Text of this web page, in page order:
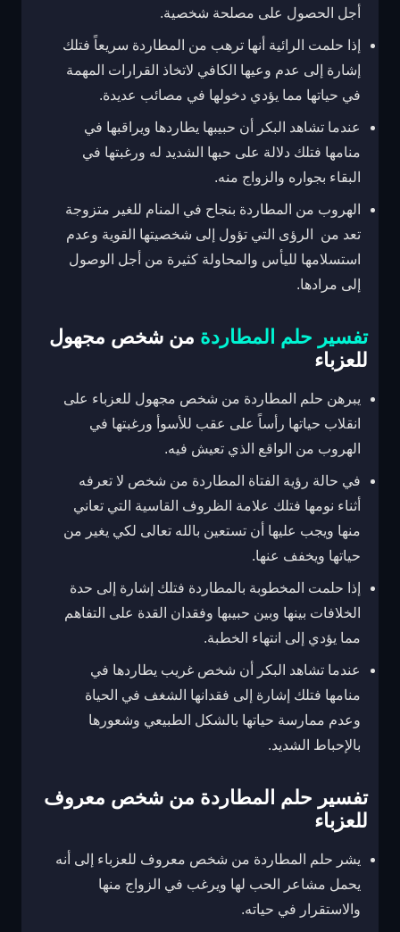
أجل الحصول على مصلحة شخصية.
إذا حلمت الرائية أنها ترهب من المطاردة سريعاً فتلك
إشارة إلى عدم وعيها الكافي لاتخاذ القرارات المهمة
في حياتها مما يؤدي دخولها في مصائب عديدة.
عندما تشاهد البكر أن حبيبها يطاردها ويراقبها في
منامها فتلك دلالة على حبها الشديد له ورغبتها في
البقاء بجواره والزواج منه.
الهروب من المطاردة بنجاح في المنام للغير متزوجة
تعد من الرؤى التي تؤول إلى شخصيتها القوية وعدم
استسلامها لليأس والمحاولة كثيرة من أجل الوصول
إلى مرادها.
تفسير حلم المطاردة من شخص مجهول
للعزباء
يبرهن حلم المطاردة من شخص مجهول للعزباء على
انقلاب حياتها رأساً على عقب للأسوأ ورغبتها في
الهروب من الواقع الذي تعيش فيه.
في حالة رؤية الفتاة المطاردة من شخص لا تعرفه
أثناء نومها فتلك علامة الظروف القاسية التي تعاني
منها ويجب عليها أن تستعين بالله تعالى لكي يغير من
حياتها ويخفف عنها.
إذا حلمت المخطوبة بالمطاردة فتلك إشارة إلى حدة
الخلافات بينها وبين حبيبها وفقدان القدة على التفاهم
مما يؤدي إلى انتهاء الخطبة.
عندما تشاهد البكر أن شخص غريب يطاردها في
منامها فتلك إشارة إلى فقدانها الشغف في الحياة
وعدم ممارسة حياتها بالشكل الطبيعي وشعورها
بالإحباط الشديد.
تفسير حلم المطاردة من شخص معروف
للعزباء
يشر حلم المطاردة من شخص معروف للعزباء إلى أنه
يحمل مشاعر الحب لها ويرغب في الزواج منها
والاستقرار في حياته.